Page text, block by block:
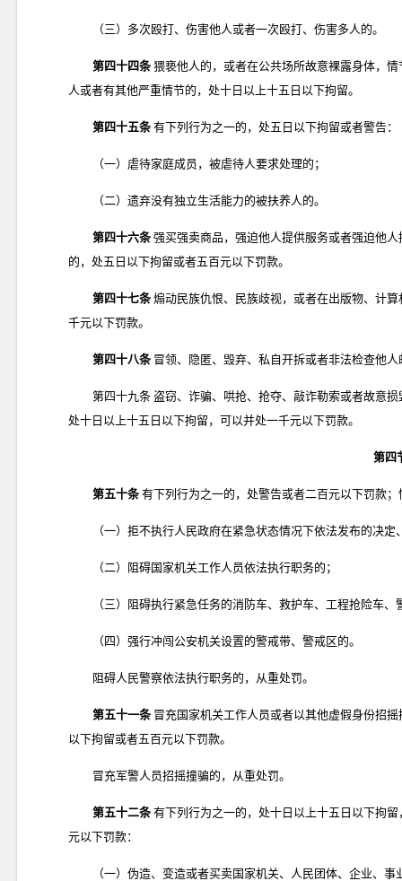
（三）多次殴打、伤害他人或者一次殴打、伤害多人的。
第四十四条 猥亵他人的，或者在公共场所故意裸露身体，
人或者有其他严重情节的，处十日以上十五日以下拘留。
第四十五条 有下列行为之一的，处五日以下拘留或者警告：
（一）虐待家庭成员，被虐待人要求处理的；
（二）遗弃没有独立生活能力的被扶养人的。
第四十六条 强买强卖商品，强迫他人提供服务或者强迫他
的，处五日以下拘留或者五百元以下罚款。
第四十七条 煽动民族仇恨、民族歧视，或者在出版物、计
千元以下罚款。
第四十八条 冒领、隐匿、毁弃、私自开拆或者非法检查他
第四十九条 盗窃、诈骗、哄抢、抢夺、敲诈勒索或者故意
处十日以上十五日以下拘留，可以并处一千元以下罚款。
第四
第五十条 有下列行为之一的，处警告或者二百元以下罚款
（一）拒不执行人民政府在紧急状态情况下依法发布的决定
（二）阻碍国家机关工作人员依法执行职务的；
（三）阻碍执行紧急任务的消防车、救护车、工程抢险车、
（四）强行冲闯公安机关设置的警戒带、警戒区的。
阻碍人民警察依法执行职务的，从重处罚。
第五十一条 冒充国家机关工作人员或者以其他虚假身份招
以下拘留或者五百元以下罚款。
冒充军警人员招摇撞骗的，从重处罚。
第五十二条 有下列行为之一的，处十日以上十五日以下拘
元以下罚款：
（一）伪造、变造或者买卖国家机关、人民团体、企业、